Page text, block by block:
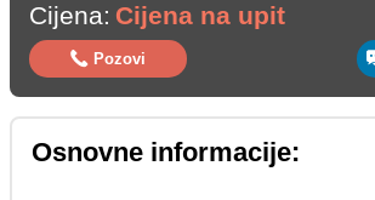
Cijena: Cijena na upit
Pozovi
Osnovne informacije: